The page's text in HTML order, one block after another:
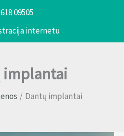
09505
internetu
implantai
Dantų implantai